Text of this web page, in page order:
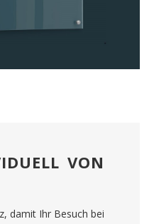
VON
damit Ihr Besuch bei